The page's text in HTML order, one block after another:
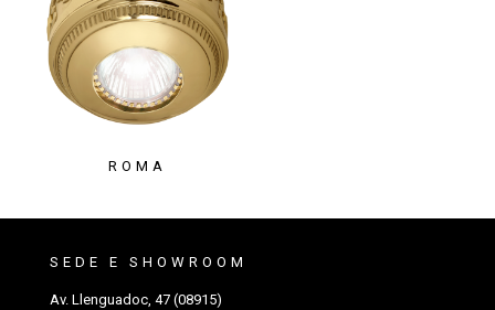
ROMA
SEDE E SHOWROOM
Av. Llenguadoc, 47 (08915)